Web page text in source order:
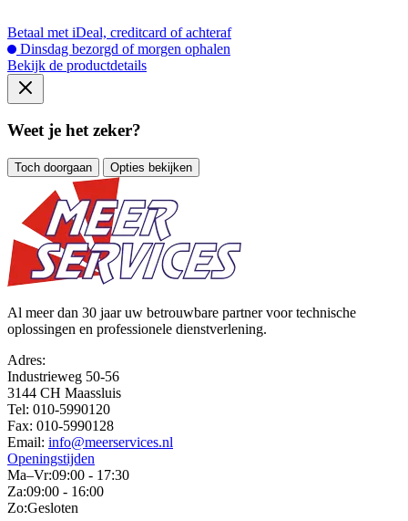
Betaal met iDeal, creditcard of achteraf
Dinsdag bezorgd of morgen ophalen
Bekijk de productdetails
Weet je het zeker?
Toch doorgaan Opties bekijken
Al meer dan 30 jaar uw betrouwbare partner voor technische
oplossingen en professionele dienstverlening.
Adres:
Industrieweg 50-56
3144 CH Maassluis
Tel: 010-5990120
Fax: 010-5990128
Email: info@meerservices.nl
Openingstijden
Ma–Vr:09:00 - 17:30
Za:09:00 - 16:00
Zo:Gesloten